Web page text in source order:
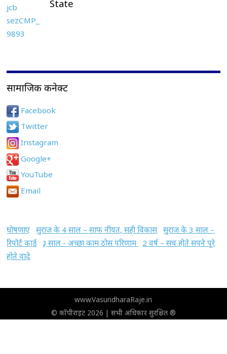
State
सामाजिक कनेक्ट
Facebook
Twitter
Instagram
Google+
YouTube
Email
घोषणाए सुराज के 4 साल – साफ नीयत, सही विकास सुराज के 3 साल –
रिपोर्ट कार्ड
३ साल - अच्छा काम ठोस परिणाम
2 वर्ष – सच होते सपने पूरे
होते वादे
www.VasundharaRaje.in
© कॉपीराइट 2026 | सभी अधिकार सुरक्षित ®